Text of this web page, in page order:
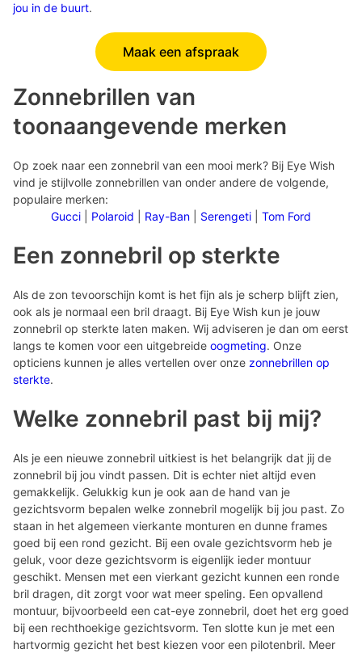
jou in de buurt.
Maak een afspraak
Zonnebrillen van
toonaangevende merken
Op zoek naar een zonnebril van een mooi merk? Bij Eye Wish
vind je stijlvolle zonnebrillen van onder andere de volgende,
populaire merken:
Gucci
Polaroid Ray-Ban Serengeti Tom Ford
Een zonnebril op sterkte
Als de zon tevoorschijn komt is het fijn als je scherp blijft zien,
ook als je normaal een bril draagt. Bij Eye Wish kun je jouw
zonnebril op sterkte laten maken. Wij adviseren je dan om eerst
langs te komen voor een uitgebreide oogmeting. Onze
opticiens kunnen je alles vertellen over onze zonnebrillen op
sterkte.
Welke zonnebril past bij mij?
Als je een nieuwe zonnebril uitkiest is het belangrijk dat jij de
zonnebril bij jou vindt passen. Dit is echter niet altijd even
gemakkelijk. Gelukkig kun je ook aan de hand van je
gezichtsvorm bepalen welke zonnebril mogelijk bij jou past. Zo
staan in het algemeen vierkante monturen en dunne frames
goed bij een rond gezicht. Bij een ovale gezichtsvorm heb je
geluk, voor deze gezichtsvorm is eigenlijk ieder montuur
geschikt. Mensen met een vierkant gezicht kunnen een ronde
bril dragen, dit zorgt voor wat meer speling. Een opvallend
montuur, bijvoorbeeld een cat-eye zonnebril, doet het erg goed
bij een rechthoekige gezichtsvorm. Ten slotte kun je met een
hartvormig gezicht het best kiezen voor een pilotenbril. Meer